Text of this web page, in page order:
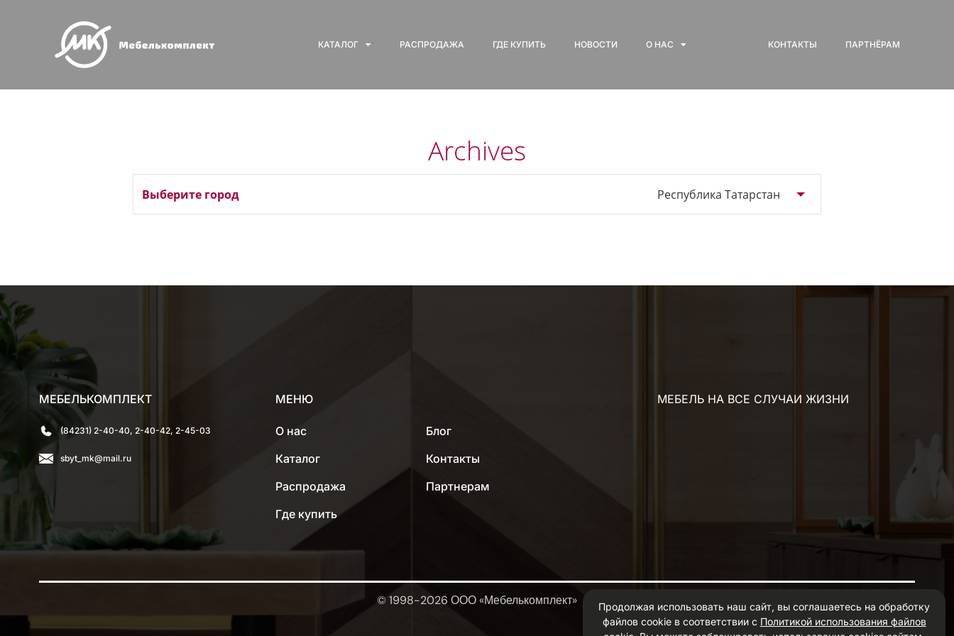
КАТАЛОГ РАСПРОДАЖА ГДЕ КУПИТЬ НОВОСТИ О НАС КОНТАКТЫ ПАРТНЁРАМ
Archives
Республика Татарстан
МЕБЕЛЬКОМПЛЕКТ
(84231) 2-40-40, 2-40-42, 2-45-03
sbyt_mk@mail.ru
МЕНЮ
О нас
Каталог
Распродажа
Где купить
Блог
Контакты
Партнерам
МЕБЕЛЬ НА ВСЕ СЛУЧАИ ЖИЗНИ
© 1998-2026 ООО «Мебелькомплект»
Продолжая использовать наш сайт, вы соглашаетесь на обработку
файлов cookie в соответствии с Политикой использования файлов